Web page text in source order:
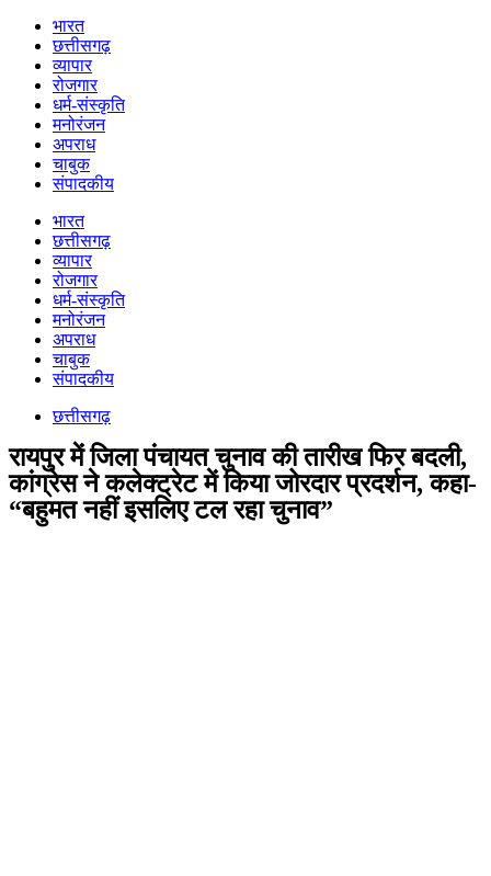
भारत
छत्तीसगढ़
व्यापार
रोजगार
धर्म-संस्कृति
मनोरंजन
अपराध
चाबुक
संपादकीय
भारत
छत्तीसगढ़
व्यापार
रोजगार
धर्म-संस्कृति
मनोरंजन
अपराध
चाबुक
संपादकीय
छत्तीसगढ़
रायपुर में जिला पंचायत चुनाव की तारीख फिर बदली,
कांग्रेस ने कलेक्ट्रेट में किया जोरदार प्रदर्शन, कहा-
“बहुमत नहीं इसलिए टल रहा चुनाव”